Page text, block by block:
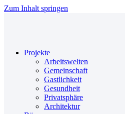
Zum Inhalt springen
Projekte
Arbeitswelten
Gemeinschaft
Gastlichkeit
Gesundheit
Privatsphäre
Architektur